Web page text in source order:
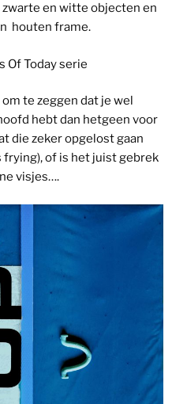
en witte objecten en
houten frame.
Of Today serie
te zeggen dat je wel
hebt dan hetgeen voor
die zeker opgelost gaan
of is het juist gebrek
visjes….